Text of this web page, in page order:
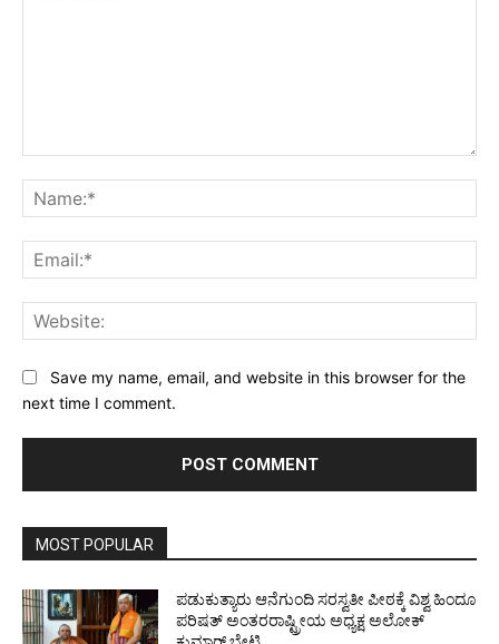
Save my name, email, and website in this browser for the
next time I comment.
MOST POPULAR
ಪಡುಕುತ್ಯಾರು ಆನೆಗುಂದಿ ಸರಸ್ವತೀ ಪೀಠಕ್ಕೆ ವಿಶ್ವ ಹಿಂದೂ
ಪರಿಷತ್ ಅಂತರರಾಷ್ಟ್ರೀಯ ಅಧ್ಯಕ್ಷ ಅಲೋಕ್